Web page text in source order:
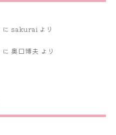
に sakurai より
に 奥口博夫 より